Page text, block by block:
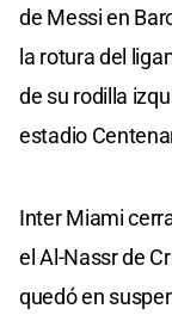
de Messi en
la rotura del
de su rodilla
estadio
Inter Miami
el Al-Nassr de
quedó en